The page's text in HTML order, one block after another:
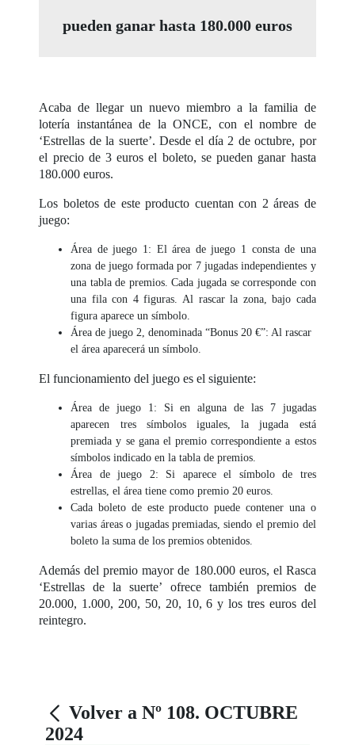
pueden ganar hasta 180.000 euros
Acaba de llegar un nuevo miembro a la familia de
lotería instantánea de la ONCE, con el nombre de
‘Estrellas de la suerte’. Desde el día 2 de octubre, por
el precio de 3 euros el boleto, se pueden ganar hasta
180.000 euros.
Los boletos de este producto cuentan con 2 áreas de
juego:
Área de juego 1: El área de juego 1 consta de una
zona de juego formada por 7 jugadas independientes y
una tabla de premios. Cada jugada se corresponde con
una fila con 4 figuras. Al rascar la zona, bajo cada
figura aparece un símbolo.
Área de juego 2, denominada “Bonus 20 €”: Al rascar
el área aparecerá un símbolo.
El funcionamiento del juego es el siguiente:
Área de juego 1: Si en alguna de las 7 jugadas
aparecen tres símbolos iguales, la jugada está
premiada y se gana el premio correspondiente a estos
símbolos indicado en la tabla de premios.
Área de juego 2: Si aparece el símbolo de tres
estrellas, el área tiene como premio 20 euros.
Cada boleto de este producto puede contener una o
varias áreas o jugadas premiadas, siendo el premio del
boleto la suma de los premios obtenidos.
Además del premio mayor de 180.000 euros, el Rasca
‘Estrellas de la suerte’ ofrece también premios de
20.000, 1.000, 200, 50, 20, 10, 6 y los tres euros del
reintegro.
Volver a Nº 108. OCTUBRE
2024